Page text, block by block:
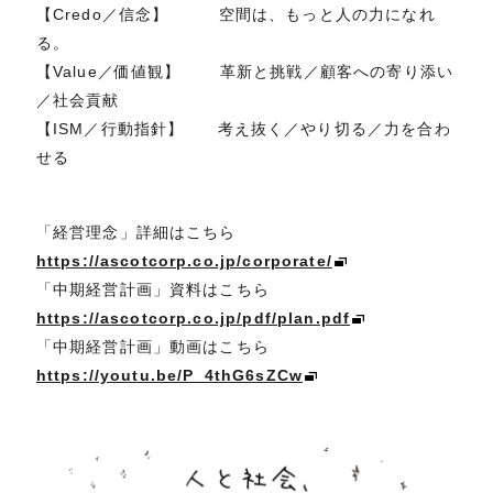
【Credo／信念】 空間は、もっと人の力になれ
る。
【Value／価値観】 革新と挑戦／顧客への寄り添い
／社会貢献
【ISM／行動指針】 考え抜く／やり切る／力を合わ
せる
「経営理念」詳細はこちら
https://ascotcorp.co.jp/corporate/
「中期経営計画」資料はこちら
https://ascotcorp.co.jp/pdf/plan.pdf
「中期経営計画」動画はこちら
https://youtu.be/P_4thG6sZCw